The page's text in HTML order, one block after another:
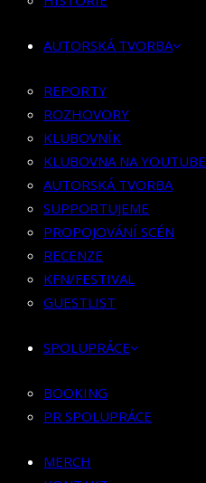
KLUBOVNA NA YOUTUBE
SUPPORTUJEME
PROPOJOVÁNÍ SCÉN
RECENZE
KFN/FESTIVAL
GUESTLIST
SPOLUPRÁCE
BOOKING
PR SPOLUPRÁCE
MERCH
AUTORSKÁ TVORBA
REPORTY
ROZHOVORY
KLUBOVNÍK
KLUBOVNA NA YOUTUBE
AUTORSKÁ TVORBA
SUPPORTUJEME
PROPOJOVÁNÍ SCÉN
RECENZE
KFN/FESTIVAL
GUESTLIST
SPOLUPRÁCE
BOOKING
PR SPOLUPRÁCE
MERCH